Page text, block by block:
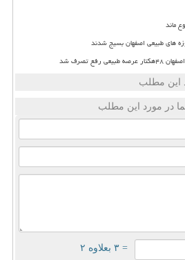
ماند
های طبیعی اصفهان بسیج شدند
این مطلب
در مورد این مطلب
= ۳ بعلاوه ۲